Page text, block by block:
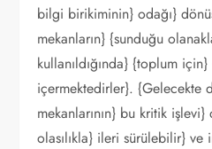
bilgi birikiminin} odağı}
mekanların} {sunduğu
kullanıldığında} {toplum için}
içermektedirler}. {Gelecekte
mekanlarının} bu kritik
olasılıkla} ileri sürülebilir} ve